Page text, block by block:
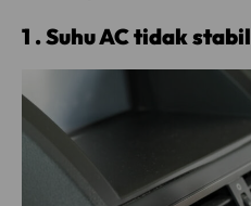
1 . Suhu AC tidak stabil